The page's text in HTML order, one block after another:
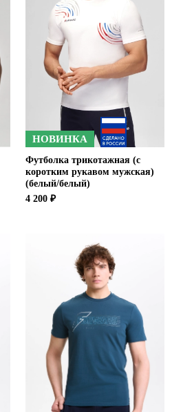
НОВИНКА
Футболка трикотажная (с
коротким рукавом мужская)
(белый/белый)
4 200 ₽